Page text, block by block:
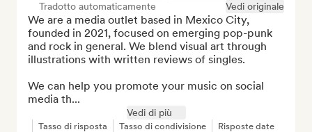
Tradotto automaticamente
Vedi originale
We are a media outlet based in Mexico City,
founded in 2021, focused on emerging pop-punk
and rock in general. We blend visual art through
illustrations with written reviews of singles.
We can help you promote your music on social
media th...
Vedi di più
Tasso di risposta Tasso di condivisione Risposte date